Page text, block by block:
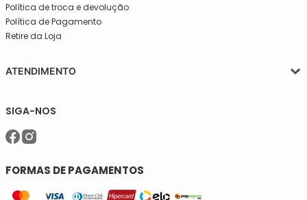
Política de troca e devolução
Política de Pagamento
Retire da Loja
ATENDIMENTO
Sexta, das 08:30 às 16h30.
Telefone: (11)5627-7800
WhatsApp: (11)94238-1925
sac@meiassaojose.com.br
SIGA-NOS
FORMAS DE PAGAMENTOS